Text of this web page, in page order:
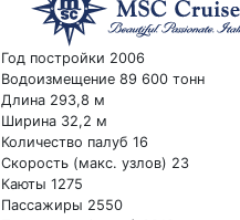
Год постройки 2006
Водоизмещение 89 600 тонн
Длина 293,8 м
Ширина 32,2 м
Количество палуб 16
Скорость (макс. узлов) 23
Каюты 1275
Пассажиры 2550